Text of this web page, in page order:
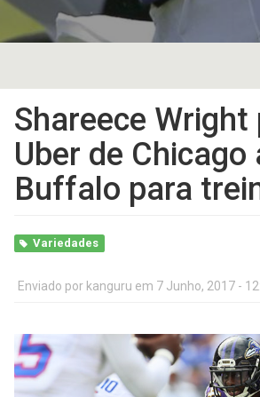
Shareece Wright
Uber de Chicago
Buffalo para
Variedades
Enviado por kanguru em 7 Junho, 2017 -